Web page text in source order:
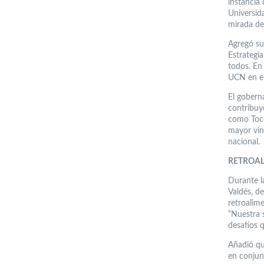
mirada
Agregó
todos.
UCN en
El
como
mayor
nacional.
Durante
Valdés,
“Nuestra
desafíos
Añadió
en